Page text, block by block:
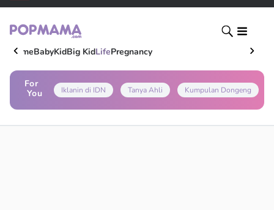
HomeBabyKidBig KidLifePregnancy
For
You
Iklanin di IDN Tanya Ahli Kumpulan Dongeng